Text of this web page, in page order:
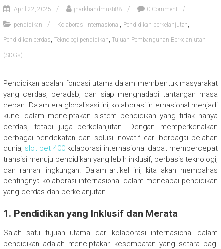
April 22, 2025 jharkhandmukti88 0 Comment
pendidikan Kolaborasi internasional , Pendidikan berkelanjutan,
Pendidikan cerdas, Teknologi pendidikan, Tujuan Pembangunan Berkelanjutan
(SDGs)
Pendidikan adalah fondasi utama dalam membentuk masyarakat
yang cerdas, beradab, dan siap menghadapi tantangan masa
depan. Dalam era globalisasi ini, kolaborasi internasional menjadi
kunci dalam menciptakan sistem pendidikan yang tidak hanya
cerdas, tetapi juga berkelanjutan. Dengan memperkenalkan
berbagai pendekatan dan solusi inovatif dari berbagai belahan
dunia, slot bet 400kolaborasi internasional dapat mempercepat
transisi menuju pendidikan yang lebih inklusif, berbasis teknologi,
dan ramah lingkungan. Dalam artikel ini, kita akan membahas
pentingnya kolaborasi internasional dalam mencapai pendidikan
yang cerdas dan berkelanjutan.
1. Pendidikan yang Inklusif dan Merata
Salah satu tujuan utama dari kolaborasi internasional dalam
pendidikan adalah menciptakan kesempatan yang setara bagi